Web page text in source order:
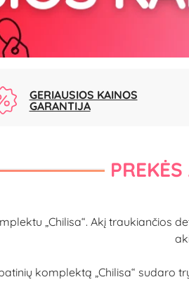
GERIAUSIOS KAINOS
GARANTIJA
„Chilisa“. Akį
komplektą „Chilisa“ sudaro